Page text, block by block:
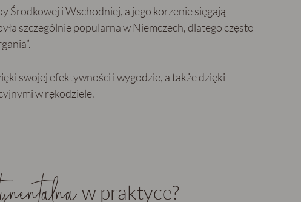
Środkowej i Wschodniej, a jego korzenie sięgają
szczególnie popularna w Niemczech, dlatego często
swojej efektywności i wygodzie, a także dzięki
w rękodziele.
w praktyce?